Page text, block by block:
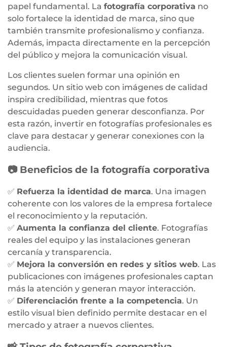
papel fundamental. La fotografía corporativa no
solo fortalece la identidad de marca, sino que
también transmite profesionalismo y confianza.
Además, impacta directamente en la percepción
del público y mejora la comunicación visual.
Los clientes suelen formar una opinión en
segundos. Un sitio web con imágenes de calidad
inspira credibilidad, mientras que fotos
descuidadas pueden generar desconfianza. Por
esta razón, invertir en fotografías profesionales es
clave para destacar y generar conexiones con la
audiencia.
📷 Beneficios de la fotografía corporativa
✅ Refuerza la identidad de marca. Una imagen
coherente con los valores de la empresa fortalece
el reconocimiento y la reputación.
✅ Aumenta la confianza del cliente. Fotografías
reales del equipo y las instalaciones generan
cercanía y transparencia.
✅ Mejora la conversión en redes y sitios web. Las
publicaciones con imágenes profesionales captan
más la atención y generan mayor interacción.
✅ Diferenciación frente a la competencia. Un
estilo visual bien definido permite destacar en el
mercado y atraer a nuevos clientes.